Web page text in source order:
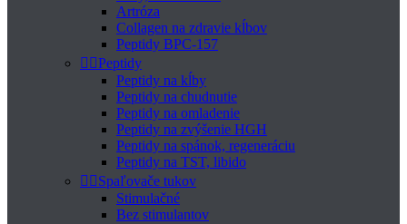
Artróza
Collagen na zdravie kĺbov
Peptidy BPC-157
 Peptidy
Peptidy na kĺby
Peptidy na chudnutie
Peptidy na omladenie
Peptidy na zvýšenie HGH
Peptidy na spánok, regeneráciu
Peptidy na TST, libido
 Spaľovače tukov
Stimulačné
Bez stimulantov